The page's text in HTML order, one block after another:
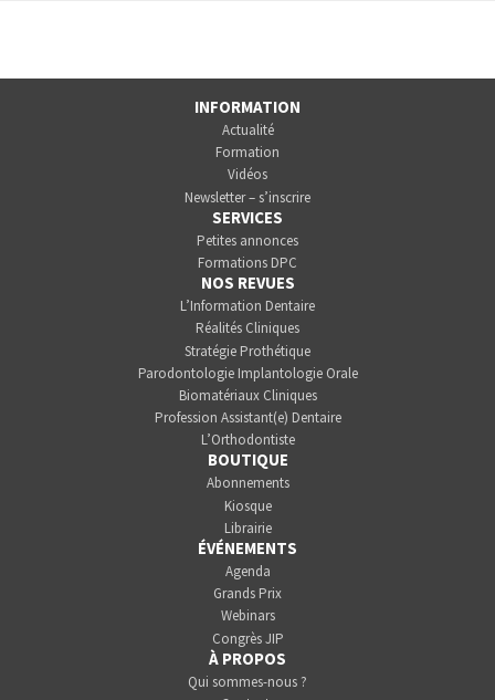
INFORMATION
Actualité
Formation
Vidéos
Newsletter – s’inscrire
SERVICES
Petites annonces
Formations DPC
NOS REVUES
L’Information Dentaire
Réalités Cliniques
Stratégie Prothétique
Parodontologie Implantologie Orale
Biomatériaux Cliniques
Profession Assistant(e) Dentaire
L’Orthodontiste
BOUTIQUE
Abonnements
Kiosque
Librairie
ÉVÉNEMENTS
Agenda
Grands Prix
Webinars
Congrès JIP
À PROPOS
Qui sommes-nous ?